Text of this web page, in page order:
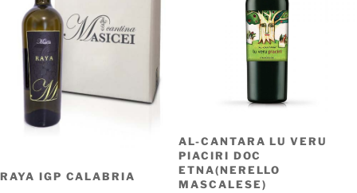
RAYA IGP CALABRIA
AL-CANTARA LU VERU
PIACIRI DOC
ETNA(NERELLO
MASCALESE)